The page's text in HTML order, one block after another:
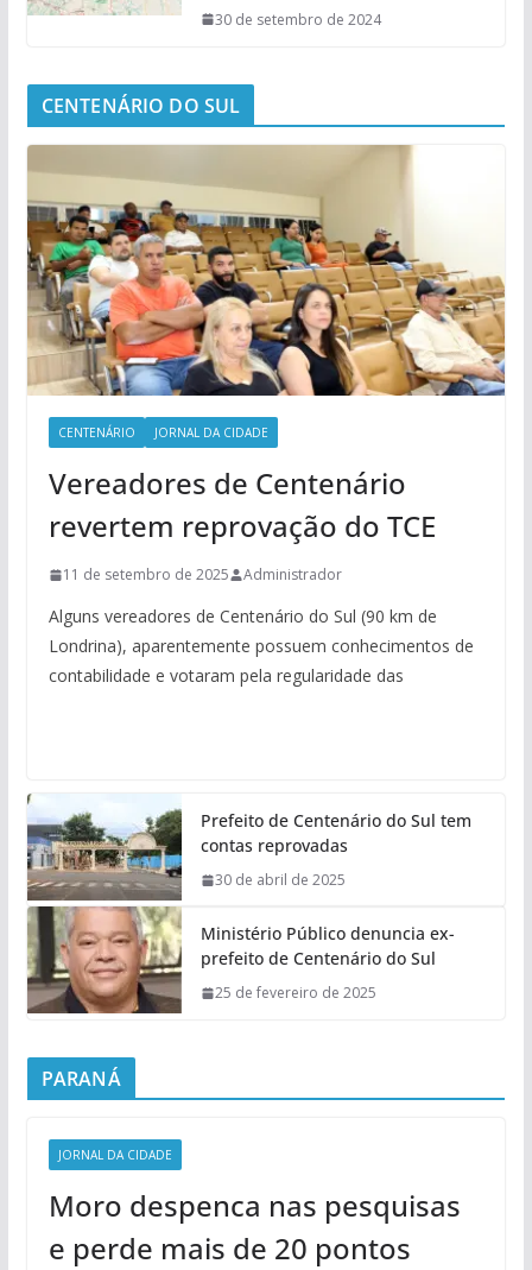
30 de setembro de 2024
CENTENÁRIO DO SUL
CENTENÁRIO JORNAL DA CIDADE
Vereadores de Centenário
revertem reprovação do TCE
11 de setembro de 2025 Administrador
Alguns vereadores de Centenário do Sul (90 km de
Londrina), aparentemente possuem conhecimentos de
contabilidade e votaram pela regularidade das
Prefeito de Centenário do Sul tem
contas reprovadas
30 de abril de 2025
Ministério Público denuncia ex-
prefeito de Centenário do Sul
25 de fevereiro de 2025
PARANÁ
JORNAL DA CIDADE
Moro despenca nas pesquisas
e perde mais de 20 pontos